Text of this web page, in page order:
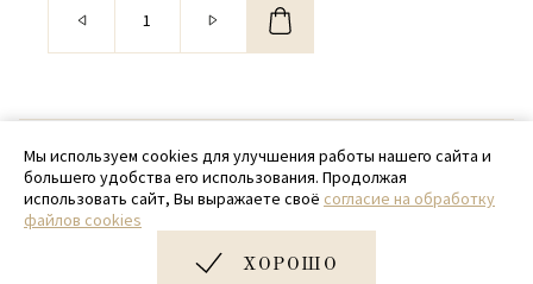
© 2020 - 2026 SamPack
+ 7 (918) 699-97-87
zakaz@sampack.store
Дизайн и разработка сайта
Мы используем cookies для улучшения работы нашего сайта и
большего удобства его использования. Продолжая
использовать сайт, Вы выражаете своё согласие на обработку
файлов cookies
ХОРОШО